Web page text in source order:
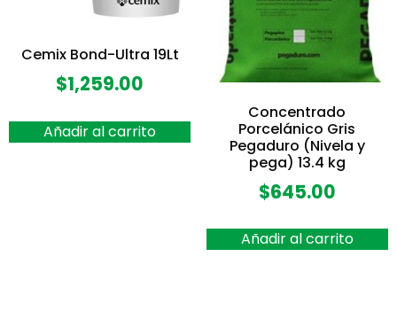
Cemix Bond-Ultra 19Lt
$1,259.00
Añadir al carrito
Concentrado
Porcelánico Gris
Pegaduro (Nivela y
pega) 13.4 kg
$645.00
Añadir al carrito